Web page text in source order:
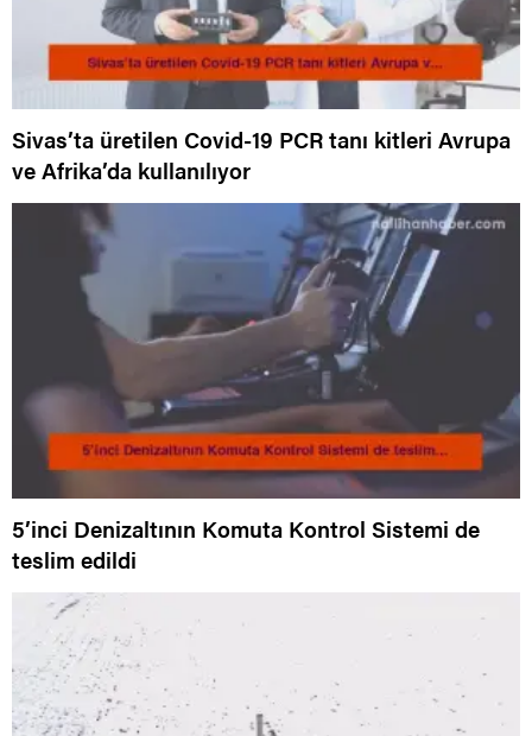
Sivas’ta üretilen Covid-19 PCR tanı kitleri Avrupa
ve Afrika’da kullanılıyor
5’inci Denizaltının Komuta Kontrol Sistemi de
teslim edildi